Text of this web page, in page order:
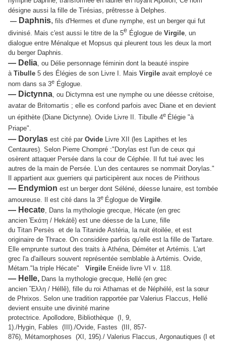
désigne aussi lafille de Tirésias, prêtresse à Delphes.
— Daphnis, fils d'Hermes et d'une nymphe, est un berger qui fut
divinisé. Mais c'est aussi le titre de la 5e Églogue de Virgile , un
dialogue entre Ménalque et Mopsus qui pleurent tous les deux la mort
du berger Daphnis.
— Delia , ou Délie personnage féminin dont la beauté inspire
à Tibulle 5 des Élégies de son Livre I. Mais Virgile avait employé ce
nom dans sa 3e Églogue.
— Dictynna, ou Dictymna est une nymphe ou une déesse crétoise,
avatar de Britomartis ; elle es confond parfois avec Diane et en devient
un épithète (Diane Dictynne). Ovide Livre II. Tibulle 4e Élégie "à
Priape".
— Dorylas est cité par Ovide Livre XII (les Lapithes et les
Centaures). Selon Pierre Chompré :"Dorylas est l'un de ceux qui
osèrent attaquer Persée dans la cour de Céphée. Il fut tué avec les
autres de la main de Persée. L'un des centaures se nommait Dorylas."
Il appartient aux guerriers qui participèrent aux noces de Pirithous
— Endymion est un berger dont Séléné, déesse lunaire, est tombée
amoureuse. Il est cité dans la 3e Églogue de Virgile
— Hecate
Dans la mythologie grecque, Hécate (en grec
ancien Ἑκάτη / Hekátê) est une déesse de la Lune, fille
du Titan Persès et de la Titanide Astéria, la nuit étoilée, et est
originaire de Thrace. On considère parfois qu'elle est la fille de Tartare.
Elle emprunte surtout des traits à Athéna, Déméter et Artémis. L'art
grec l'a d'ailleurs souvent représentée semblable à Artémis. Ovide,
Métam."la triple Hécate" Virgile Enéide livre VI v. 118.
— Helle, Dans la mythologie grecque, Hellé (en grec
ancien Ἕλλη / Héllê), fille du roi Athamas et de Néphélé, est la sœur
de Phrixos. Selon une tradition rapportée par Valerius Flaccus, Hellé
devient ensuite une divinité marine
protectrice. Apollodore, Bibliothèque (I, 9,
1)./Hygin, Fables (III)./Ovide, Fastes (III, 857-
876), Métamorphoses (XI, 195)./ Valerius Flaccus, Argonautiques (I et